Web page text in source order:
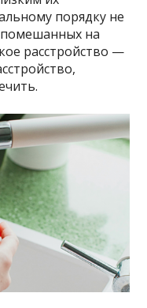
порядку не
на
расстройство —